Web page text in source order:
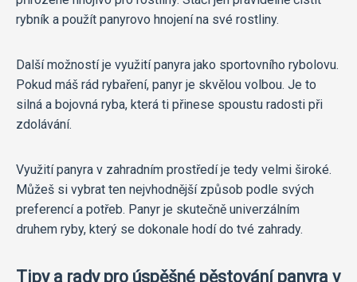
rybník a použít panyrovo hnojení na své rostliny.
Další možností je využití panyra jako sportovního rybolovu.
Pokud máš rád rybaření, panyr je skvělou volbou. Je to
silná a bojovná ryba, která ti přinese spoustu radosti při
zdolávání.
Využití panyra v zahradním prostředí je tedy velmi široké.
Můžeš si vybrat ten nejvhodnější způsob podle svých
preferencí a potřeb. Panyr je skutečně univerzálním
druhem ryby, který se dokonale hodí do tvé zahrady.
Tipy a rady pro úspěšné pěstování panyra v